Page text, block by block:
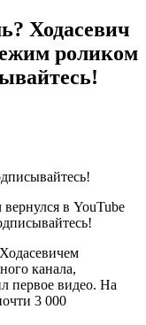
Ходасевич
роликом
канала,
первое видео. На
3 000